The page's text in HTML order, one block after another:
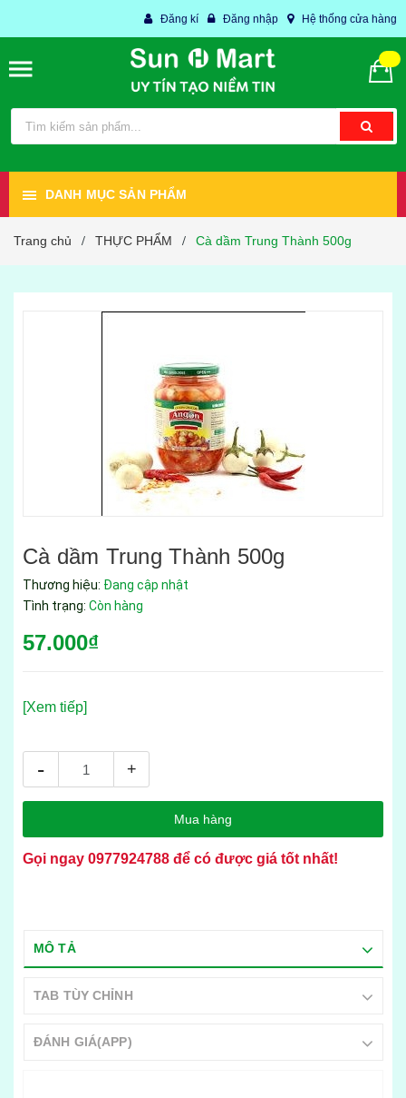
Đăng kí Đăng nhập Hệ thống cửa hàng
DANH MỤC SẢN PHẨM
Trang chủ / THỰC PHẨM / Cà dầm Trung Thành 500g
Cà dầm Trung Thành 500g
Thương hiệu: Đang cập nhật
Tình trạng: Còn hàng
57.000₫
[Xem tiếp]
- +
Mua hàng
Gọi ngay 0977924788 để có được giá tốt nhất!
MÔ TẢ
TAB TÙY CHỈNH
ĐÁNH GIÁ(APP)